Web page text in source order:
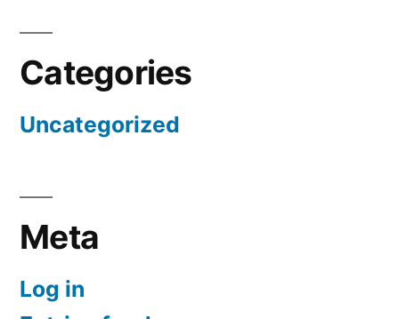
Categories
Uncategorized
Meta
Log in